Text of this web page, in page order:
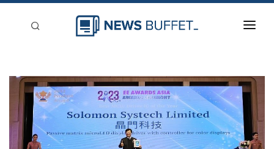
新聞稿分類
登入
刊登